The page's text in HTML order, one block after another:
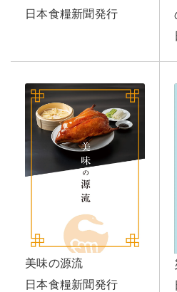
日本食糧新聞発行
美味の源流
日本食糧新聞発行